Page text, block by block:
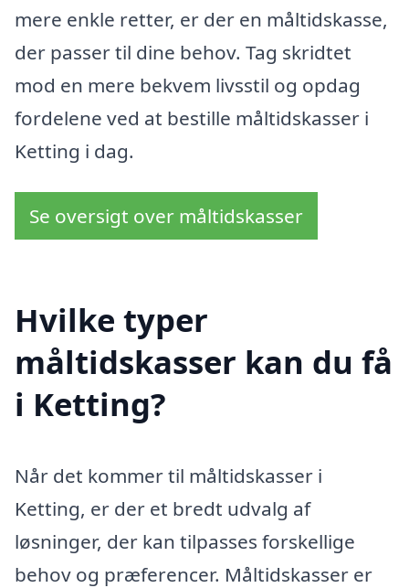
mere enkle retter, er der en måltidskasse,
der passer til dine behov. Tag skridtet
mod en mere bekvem livsstil og opdag
fordelene ved at bestille måltidskasser i
Ketting i dag.
Se oversigt over måltidskasser
Hvilke typer
måltidskasser kan du få
i Ketting?
Når det kommer til måltidskasser i
Ketting, er der et bredt udvalg af
løsninger, der kan tilpasses forskellige
behov og præferencer. Måltidskasser er